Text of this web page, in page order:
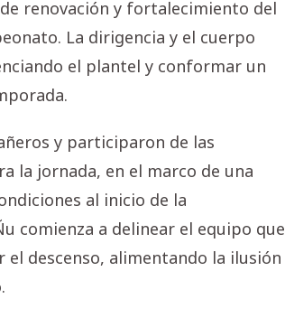
renovación y fortalecimiento del
La dirigencia y el cuerpo
el plantel y conformar un
y participaron de las
la jornada, en el marco de una
al inicio de la
comienza a delinear el equipo que
el descenso, alimentando la ilusión